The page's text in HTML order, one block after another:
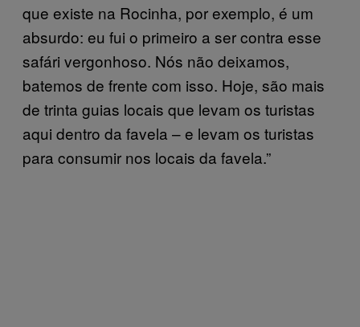
que existe na Rocinha, por exemplo, é um
absurdo: eu fui o primeiro a ser contra esse
safári vergonhoso. Nós não deixamos,
batemos de frente com isso. Hoje, são mais
de trinta guias locais que levam os turistas
aqui dentro da favela – e levam os turistas
para consumir nos locais da favela.”